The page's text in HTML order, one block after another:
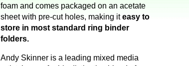
foam and comes packaged on an acetate
sheet with pre-cut holes, making iteasy to
store in most standard ring binder
folders.
Andy Skinner is a leading mixed media